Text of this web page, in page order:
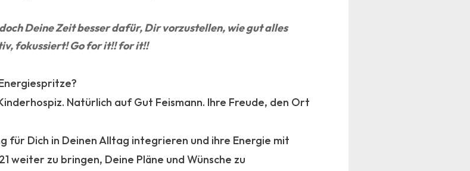
Deine Zeit besser dafür, Dir vorzustellen, wie gut alles
fokussiert! Go for it!! for it!!
Natürlich auf Gut Feismann. Ihre Freude, den Ort
für Dich in Deinen Alltag integrieren und ihre Energie mit
weiter zu bringen, Deine Pläne und Wünsche zu